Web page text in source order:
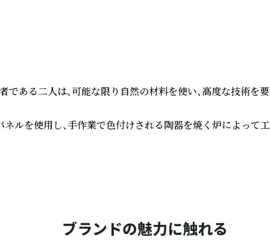
る二人は、可能な限り自然の材料を使い、高度な技術を
ルを使用し、手作業で色付けされる陶器を焼く炉によって
ブランドの魅力に触れる